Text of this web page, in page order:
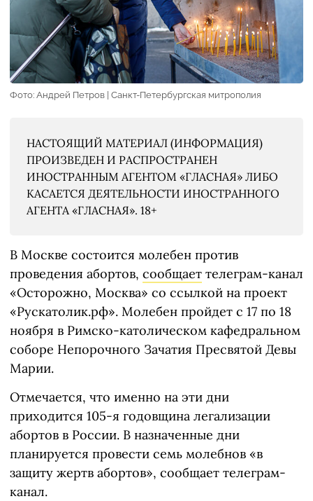
Фото: Андрей Петров | Санкт-Петербургская митрополия
НАСТОЯЩИЙ МАТЕРИАЛ (ИНФОРМАЦИЯ)
ПРОИЗВЕДЕН И РАСПРОСТРАНЕН
ИНОСТРАННЫМ АГЕНТОМ «ГЛАСНАЯ» ЛИБО
КАСАЕТСЯ ДЕЯТЕЛЬНОСТИ ИНОСТРАННОГО
АГЕНТА «ГЛАСНАЯ». 18+
В Москве состоится молебен против
проведения абортов, сообщает телеграм-канал
«Осторожно, Москва» со ссылкой на проект
«Рускатолик.рф». Молебен пройдет с 17 по 18
ноября в Римско-католическом кафедральном
соборе Непорочного Зачатия Пресвятой Девы
Марии.
Отмечается, что именно на эти дни
приходится 105-я годовщина легализации
абортов в России. В назначенные дни
планируется провести семь молебнов «в
защиту жертв абортов», сообщает телеграм-
канал.